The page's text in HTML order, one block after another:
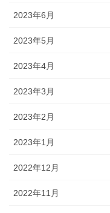
2023年6月
2023年5月
2023年4月
2023年3月
2023年2月
2023年1月
2022年12月
2022年11月